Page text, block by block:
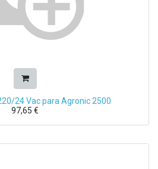
24 Vac para Agronic 2500
97,65 €